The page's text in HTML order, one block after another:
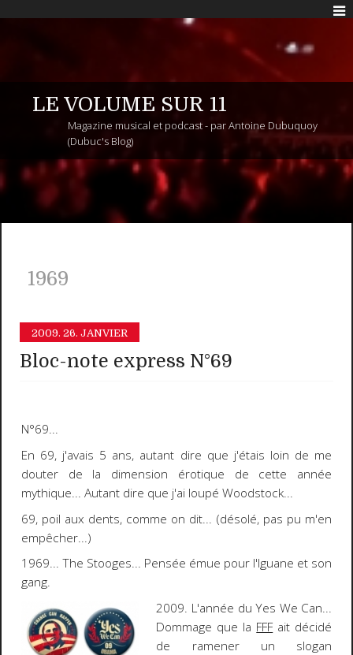
LE VOLUME SUR 11
Magazine musical et podcast - par Antoine Dubuquoy
(Dubuc's Blog)
1969
2009. 26. JANVIER
Bloc-note express N°69
N°69...
En 69, j'avais 5 ans, autant dire que j'étais loin de me
douter de la dimension érotique de cette année
mythique... Autant dire que j'ai loupé Woodstock...
69, poil aux dents, comme on dit... (désolé, pas pu m'en
empêcher...)
1969... The Stooges... Pensée émue pour l'Iguane et son
gang.
2009. L'année duYes We Can...
Dommage que la FFFait décidé
de ramener un slogan